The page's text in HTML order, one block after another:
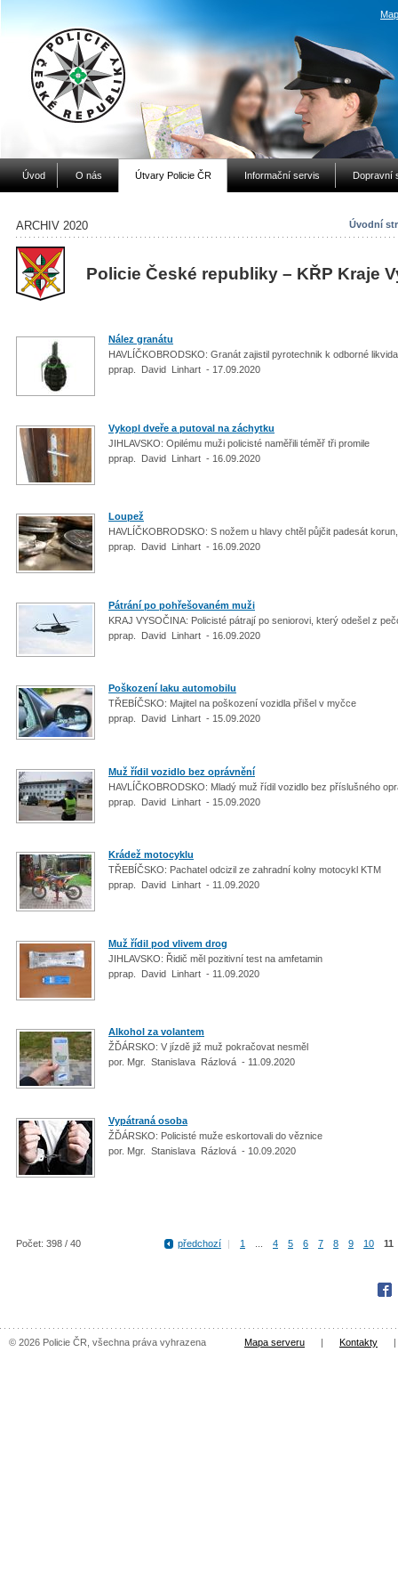
Úvod O nás Útvary Policie ČR Informační servis Dopravní
Úvodní
ARCHIV 2020
Policie České republiky – KŘP Kraje
Nález granátu
HAVLÍČKOBRODSKO: Granát zajistil pyrotechnik k odborné
pprap. David Linhart - 17.09.2020
Vykopl dveře a putoval na záchytku
JIHLAVSKO: Opilému muži policisté naměřili téměř tři promile
pprap. David Linhart - 16.09.2020
Loupež
HAVLÍČKOBRODSKO: S nožem u hlavy chtěl půjčit padesát
pprap. David Linhart - 16.09.2020
Pátrání po pohřešovaném muži
KRAJ VYSOČINA: Policisté pátrají po seniorovi, který odešel z
pprap. David Linhart - 16.09.2020
Poškození laku automobilu
TŘEBÍČSKO: Majitel na poškození vozidla přišel v myčce
pprap. David Linhart - 15.09.2020
Muž řídil vozidlo bez oprávnění
HAVLÍČKOBRODSKO: Mladý muž řídil vozidlo bez příslušného
pprap. David Linhart - 15.09.2020
Krádež motocyklu
TŘEBÍČSKO: Pachatel odcizil ze zahradní kolny motocykl KTM
pprap. David Linhart - 11.09.2020
Muž řídil pod vlivem drog
JIHLAVSKO: Řidič měl pozitivní test na amfetamin
pprap. David Linhart - 11.09.2020
Alkohol za volantem
ŽĎÁRSKO: V jízdě již muž pokračovat nesměl
por. Mgr. Stanislava Rázlová - 11.09.2020
Vypátraná osoba
ŽĎÁRSKO: Policisté muže eskortovali do věznice
por. Mgr. Stanislava Rázlová - 10.09.2020
Počet: 398 / 40 předchozí | 1 4 5 6 7 8 9 10 11
© 2026 Policie ČR, všechna práva vyhrazena Mapa serveru | Kontakty |